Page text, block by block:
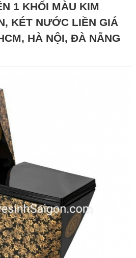
1 KHỐI MÀU KIM
KÉT NƯỚC LIỀN GIÁ
HÀ NỘI, ĐÀ NẴNG